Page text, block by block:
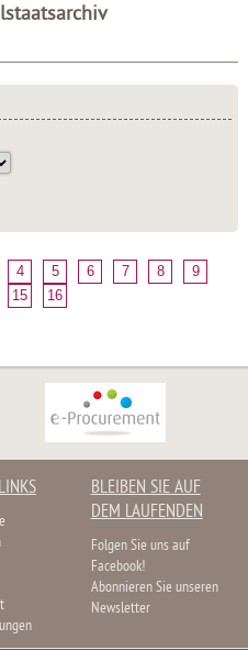
4 5 6 7 8
9
15 16
BLEIBEN SIE AUF
DEM LAUFENDEN
Folgen Sie uns auf
Facebook!
Abonnieren Sie unseren
Newsletter